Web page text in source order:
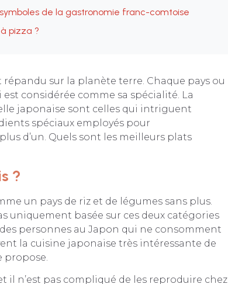
de la gastronomie franc-comtoise
pizza ?
répandu sur la planète terre. Chaque pays ou
considérée comme sa spécialité. La
japonaise sont celles qui intriguent
spéciaux employés pour
d’un. Quels sont les meilleurs plats
?
un pays de riz et de légumes sans plus.
uniquement basée sur ces deux catégories
personnes au Japon qui ne consomment
la cuisine japonaise très intéressante de
propose.
il n’est pas compliqué de les reproduire chez